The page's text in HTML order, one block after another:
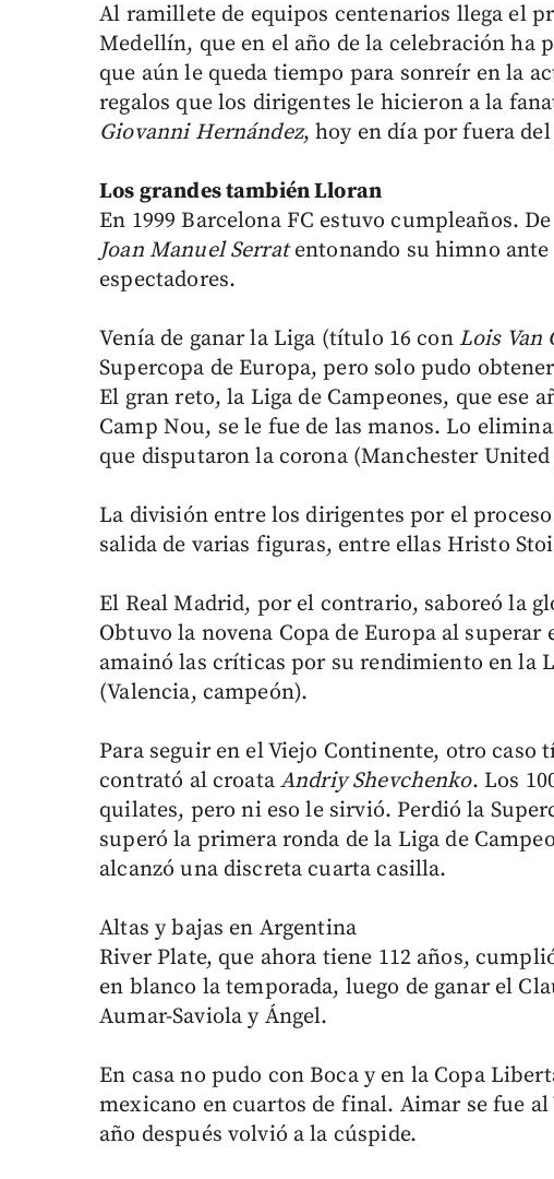
Al ramillete de equipos centenarios llega el
Medellín, que en el año de la celebración ha
que aún le queda tiempo para sonreír en la
regalos que los dirigentes le hicieron a la
Giovanni Hernández, hoy en día por fuera
Los grandes también Lloran
En 1999 Barcelona FC estuvo cumpleaños.
Joan Manuel Serratentonando su himno
espectadores.
Venía de ganar la Liga (título 16 con Lois Van
Supercopa de Europa, pero solo pudo
El gran reto, la Liga de Campeones, que ese
Camp Nou, se le fue de las manos. Lo
que disputaron la corona (Manchester
La división entre los dirigentes por el
salida de varias figuras, entre ellas Hristo
El Real Madrid, por el contrario, saboreó la
Obtuvo la novena Copa de Europa al
amainó las críticas por su rendimiento en la
(Valencia, campeón).
Para seguir en el Viejo Continente, otro caso
contrató al croataAndriy Shevchenko. Los
quilates, pero ni eso le sirvió. Perdió la
superó la primera ronda de la Liga de
alcanzó una discreta cuarta casilla.
Altas y bajas en Argentina
River Plate, que ahora tiene 112 años,
en blanco la temporada, luego de ganar el
Aumar-Saviola y Ángel.
En casa no pudo con Boca y en la Copa
mexicano en cuartos de final. Aimar se fue
año después volvió a la cúspide.